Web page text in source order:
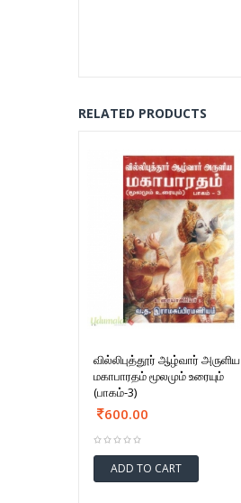
RELATED PRODUCTS
வில்லிபுத்தூர் ஆழ்வார் அருளிய
மகாபாரதம் மூலமும் உரையும்
(பாகம்-3)
600.00
ADD TO CART